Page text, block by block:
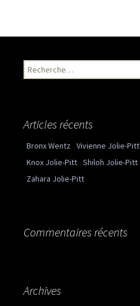
Recherche pour :
Articles récents
Bronx Wentz Vivienne Jolie-Pitt
Knox Jolie-Pitt Shiloh Jolie-Pitt
Zahara Jolie-Pitt
Commentaires récents
Archives